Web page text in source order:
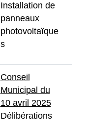
Installation de
panneaux
photovoltaïque
s
Conseil
Municipal du
10 avril 2025
Délibérations